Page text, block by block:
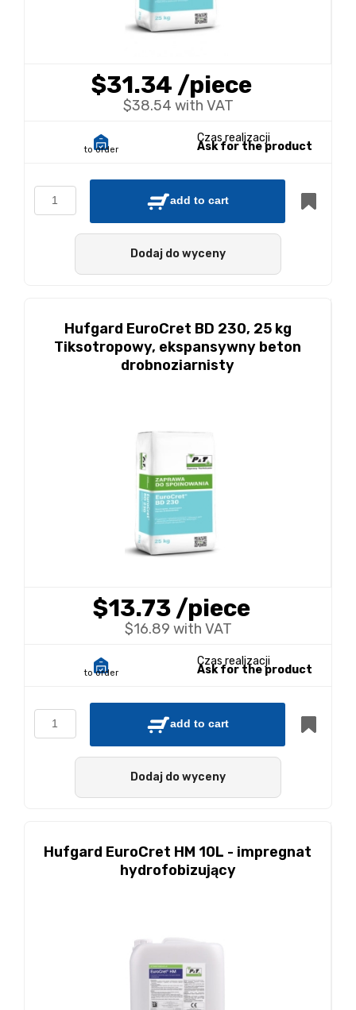
$31.34 /piece
$38.54 with VAT
to order
Czas realizacji
Ask for the product
add to cart
Dodaj do wyceny
Hufgard EuroCret BD 230, 25 kg
Tiksotropowy, ekspansywny beton
drobnoziarnisty
$13.73/piece
$16.89 with VAT
to order
Czas realizacji
Ask for the product
add to cart
Dodaj do wyceny
Hufgard EuroCret HM 10L - impregnat
hydrofobizujący